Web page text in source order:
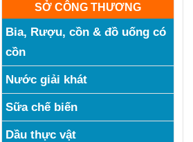
SỞ CÔNG THƯƠNG
Bia, Rượu, cồn & đồ uống có
cồn
Nước giải khát
Sữa chế biến
Dầu thực vật